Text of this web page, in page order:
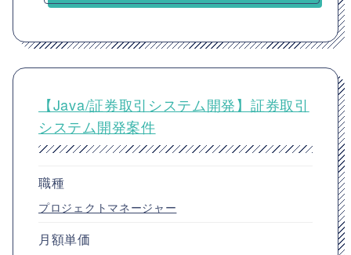
【Java/証券取引システム開発】証券取引
システム開発案件
職種
プロジェクトマネージャー
月額単価